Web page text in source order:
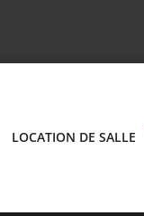
LOCATION DE SALLE